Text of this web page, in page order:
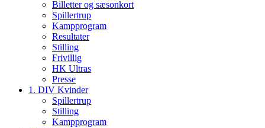
Billetter og sæsonkort
Spillertrup
Kampprogram
Resultater
Stilling
Frivillig
HK Ultras
Presse
1. DIV Kvinder
Spillertrup
Stilling
Kampprogram